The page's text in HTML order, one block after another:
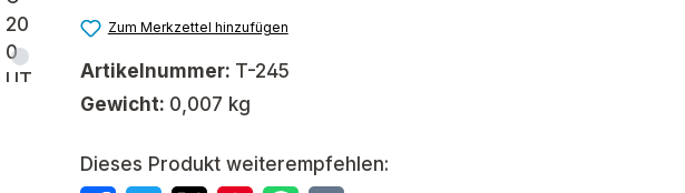
Zum Merkzettel hinzufügen
Artikelnummer: T-245
Gewicht: 0,007 kg
Dieses Produkt weiterempfehlen: